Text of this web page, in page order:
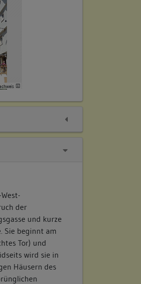
der
und kurze
Sie beginnt am
Tor) und
wird sie in
Häusern des